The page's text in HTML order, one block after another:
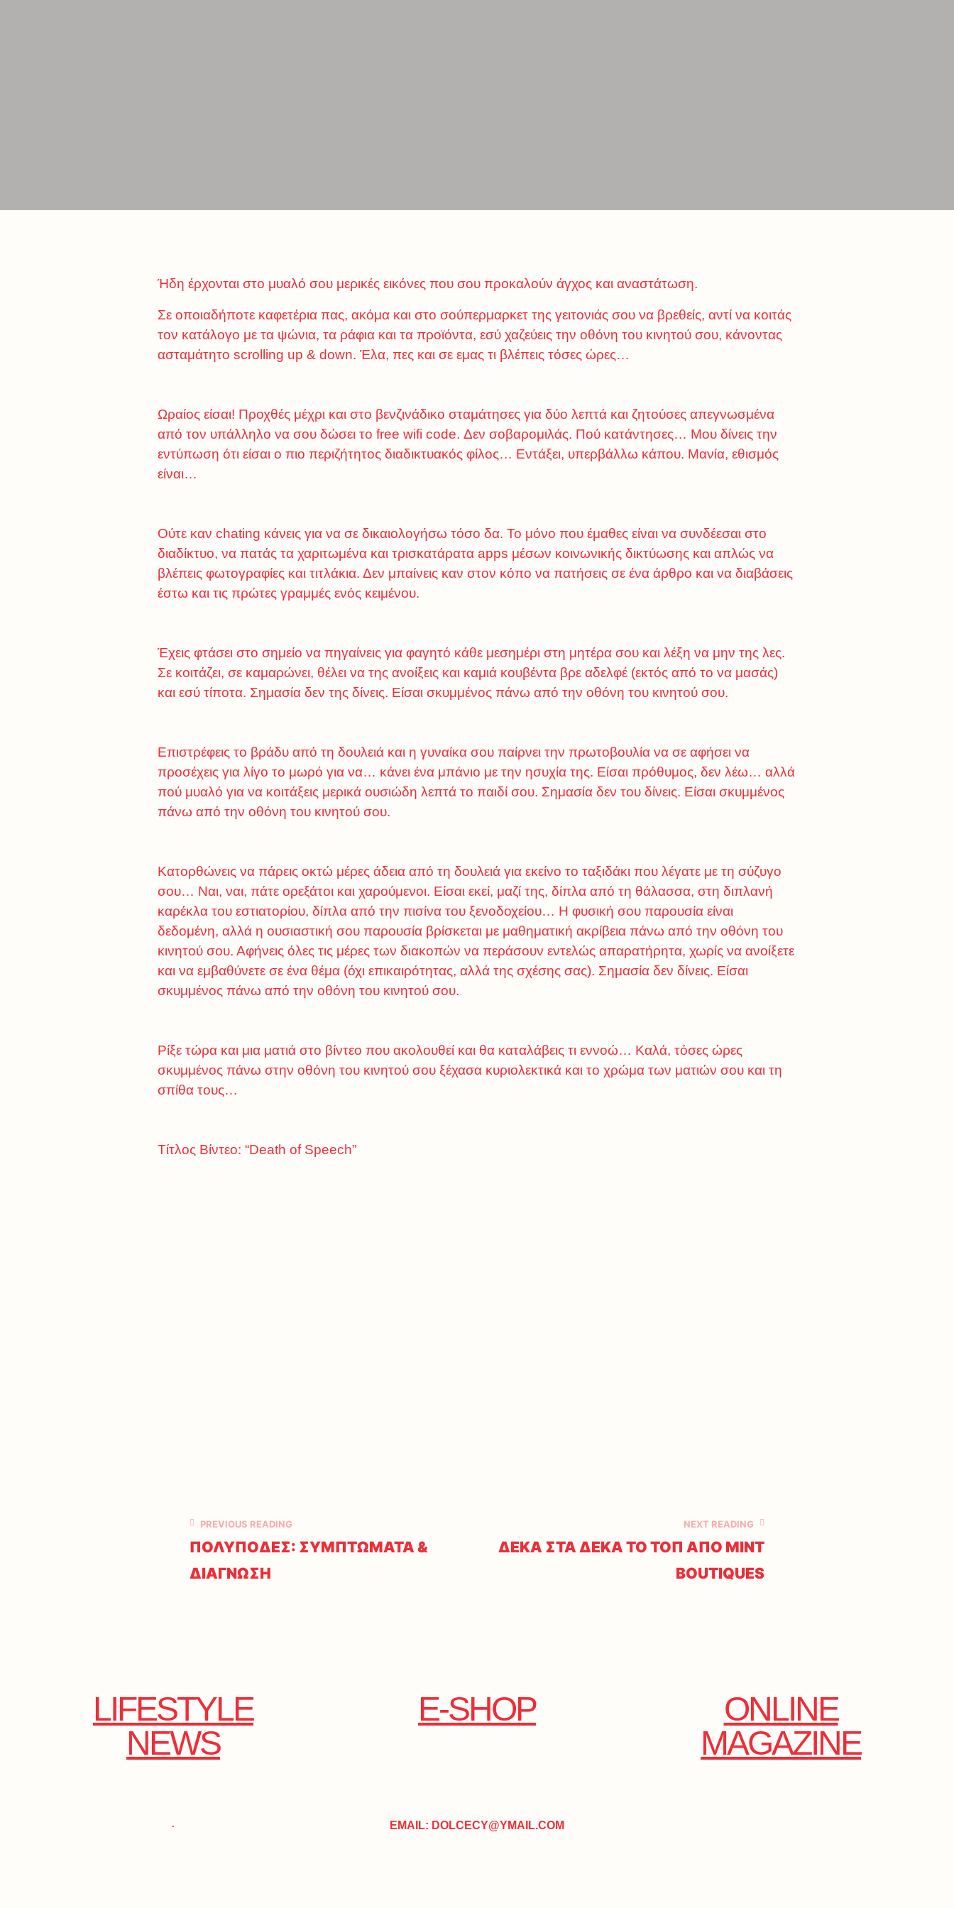
Ήδη έρχονται στο μυαλό σου μερικές εικόνες που σου προκαλούν άγχος και αναστάτωση.
Σε οποιαδήποτε καφετέρια πας, ακόμα και στο σούπερμαρκετ της γειτονιάς σου να βρεθείς, αντί να κοιτάς
τον κατάλογο με τα ψώνια, τα ράφια και τα προϊόντα, εσύ χαζεύεις την οθόνη του κινητού σου, κάνοντας
ασταμάτητο scrolling up & down. Έλα, πες και σε εμας τι βλέπεις τόσες ώρες…
Ωραίος είσαι! Προχθές μέχρι και στο βενζινάδικο σταμάτησες για δύο λεπτά και ζητούσες απεγνωσμένα
από τον υπάλληλο να σου δώσει το free wifi code. Δεν σοβαρομιλάς. Πού κατάντησες… Μου δίνεις την
εντύπωση ότι είσαι ο πιο περιζήτητος διαδικτυακός φίλος… Εντάξει, υπερβάλλω κάπου. Μανία, εθισμός
είναι…
Ούτε καν chating κάνεις για να σε δικαιολογήσω τόσο δα. Το μόνο που έμαθες είναι να συνδέεσαι στο
διαδίκτυο, να πατάς τα χαριτωμένα και τρισκατάρατα apps μέσων κοινωνικής δικτύωσης και απλώς να
βλέπεις φωτογραφίες και τιτλάκια. Δεν μπαίνεις καν στον κόπο να πατήσεις σε ένα άρθρο και να διαβάσεις
έστω και τις πρώτες γραμμές ενός κειμένου.
Έχεις φτάσει στο σημείο να πηγαίνεις για φαγητό κάθε μεσημέρι στη μητέρα σου και λέξη να μην της λες.
Σε κοιτάζει, σε καμαρώνει, θέλει να της ανοίξεις και καμιά κουβέντα βρε αδελφέ (εκτός από το να μασάς)
και εσύ τίποτα. Σημασία δεν της δίνεις. Είσαι σκυμμένος πάνω από την οθόνη του κινητού σου.
Επιστρέφεις το βράδυ από τη δουλειά και η γυναίκα σου παίρνει την πρωτοβουλία να σε αφήσει να
προσέχεις για λίγο το μωρό για να… κάνει ένα μπάνιο με την ησυχία της. Είσαι πρόθυμος, δεν λέω… αλλά
πού μυαλό για να κοιτάξεις μερικά ουσιώδη λεπτά το παιδί σου. Σημασία δεν του δίνεις. Είσαι σκυμμένος
πάνω από την οθόνη του κινητού σου.
Κατορθώνεις να πάρεις οκτώ μέρες άδεια από τη δουλειά για εκείνο το ταξιδάκι που λέγατε με τη σύζυγο
σου… Ναι, ναι, πάτε ορεξάτοι και χαρούμενοι. Είσαι εκεί, μαζί της, δίπλα από τη θάλασσα, στη διπλανή
καρέκλα του εστιατορίου, δίπλα από την πισίνα του ξενοδοχείου… Η φυσική σου παρουσία είναι
δεδομένη, αλλά η ουσιαστική σου παρουσία βρίσκεται με μαθηματική ακρίβεια πάνω από την οθόνη του
κινητού σου. Αφήνεις όλες τις μέρες των διακοπών να περάσουν εντελώς απαρατήρητα, χωρίς να ανοίξετε
και να εμβαθύνετε σε ένα θέμα (όχι επικαιρότητας, αλλά της σχέσης σας). Σημασία δεν δίνεις. Είσαι
σκυμμένος πάνω από την οθόνη του κινητού σου.
Ρίξε τώρα και μια ματιά στο βίντεο που ακολουθεί και θα καταλάβεις τι εννοώ… Καλά, τόσες ώρες
σκυμμένος πάνω στην οθόνη του κινητού σου ξέχασα κυριολεκτικά και το χρώμα των ματιών σου και τη
σπίθα τους…
Tίτλος Βίντεο: “Death of Speech”
PREVIOUS READING
ΠΟΛΥΠΟΔΕΣ: ΣΥΜΠΤΩΜΑΤΑ &
ΔΙΑΓΝΩΣΗ
NEXT READING
ΔΕΚΑ ΣΤΑ ΔΕΚΑ ΤΟ ΤΟΠ ΑΠΟ MINT
BOUTIQUES
LIFESTYLE
NEWS
E-SHOP
ONLINE
MAGAZINE
. EMAIL: DOLCECY@YMAIL.COM